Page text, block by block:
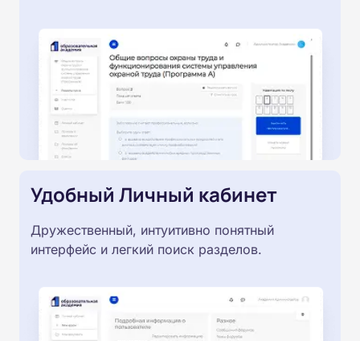
Удобный Личный кабинет
Дружественный, интуитивно понятный
интерфейс и легкий поиск разделов.